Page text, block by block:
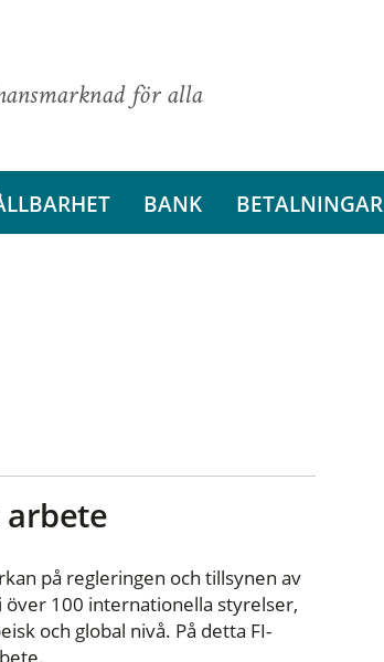
för alla
BANK BETALNINGAR
arbete
på regleringen och tillsynen av
100 internationella styrelser,
och global nivå. På detta FI-